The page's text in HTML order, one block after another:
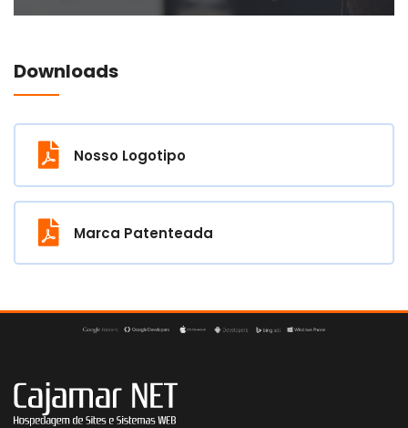
Downloads
Nosso Logotipo
Marca Patenteada